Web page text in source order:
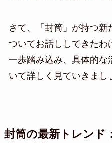
さて、「封筒」が持つ
ついてお話ししてきたわ
一歩踏み込み、具体的な
いて詳しく見ていきまし
封筒の最新トレンド